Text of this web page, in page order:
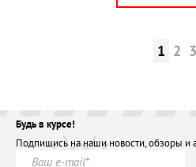
1 2 3
Будь в курсе!
Подпишись на наши новости, обзоры и